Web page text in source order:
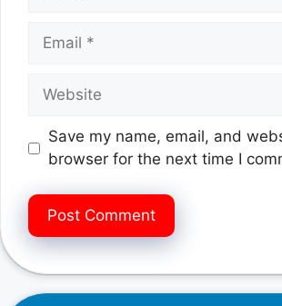
Email
Website
Save my name, email, and
browser for the next time I